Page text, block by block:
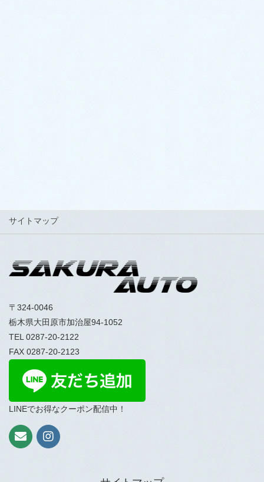
サイトマップ
〒324-0046
栃木県大田原市加治屋94-1052
TEL 0287-20-2122
FAX 0287-20-2123
LINEでお得なクーポン配信中！